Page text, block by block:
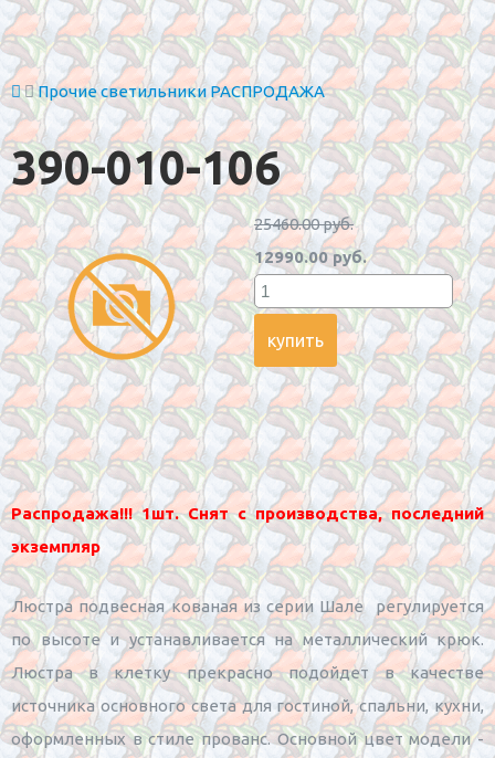
Прочие светильники РАСПРОДАЖА
390-010-106
25460.00 руб.
12990.00 руб.
Распродажа!!! 1шт. Снят с производства, последний
экземпляр
Люстра подвесная кованая из серии Шале регулируется
по высоте и устанавливается на металлический крюк.
Люстра в клетку прекрасно подойдет в качестве
источника основного света для гостиной, спальни, кухни,
оформленных в стиле прованс. Основной цвет модели -